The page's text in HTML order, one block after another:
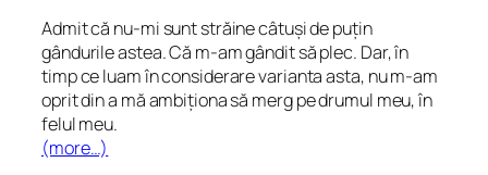
Admit că nu-mi sunt străine câtuși de puțin
gândurile astea. Că m-am gândit să plec. Dar, în
timp ce luam în considerare varianta asta, nu m-am
oprit din a mă ambiționa să merg pe drumul meu, în
felul meu.
(more…)